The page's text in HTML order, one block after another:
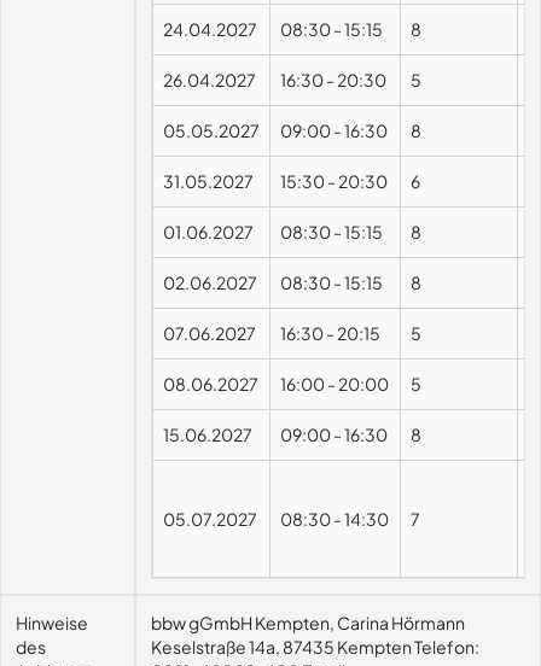
24.04.2027 08:30-15:15 8
26.04.2027 16:30- 20:30 5
05.05.2027 09:00-16:30 8
31.05.2027 15:30- 20:30 6
01.06.2027 08:30-15:15 8
02.06.2027 08:30-15:15 8
07.06.2027 16:30- 20:15 5
08.06.2027 16:00- 20:00 5
15.06.2027 09:00-16:30 8
05.07.2027 08:30-14:30 7
Hinweise
des
bbw gGmbH Kempten, Carina Hörmann
Keselstraße 14a, 87435 Kempten Telefon: